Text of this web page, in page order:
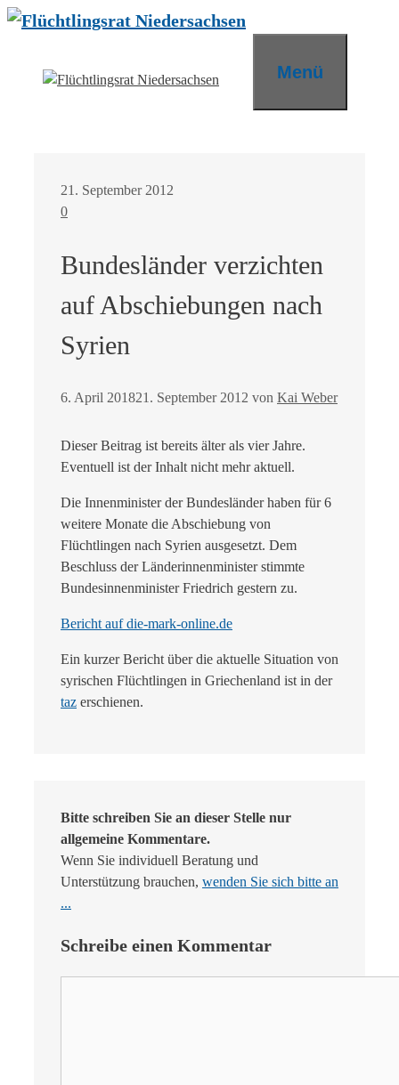
Zum
Menü
21. September 2012
0
Bundesländer verzichten
auf Abschiebungen nach
Syrien
6. April 201821. September 2012 von Kai Weber
Dieser Beitrag ist bereits älter als vier Jahre.
Eventuell ist der Inhalt nicht mehr aktuell.
Die Innenminister der Bundesländer haben für 6
weitere Monate die Abschiebung von
Flüchtlingen nach Syrien ausgesetzt. Dem
Beschluss der Länderinnenminister stimmte
Bundesinnenminister Friedrich gestern zu.
Bericht auf die-mark-online.de
Ein kurzer Bericht über die aktuelle Situation von
syrischen Flüchtlingen in Griechenland ist in der
taz erschienen.
Bitte schreiben Sie an dieser Stelle nur
allgemeine Kommentare.
Wenn Sie individuell Beratung und
Unterstützung brauchen, wenden Sie sich bitte an
...
Schreibe einen Kommentar